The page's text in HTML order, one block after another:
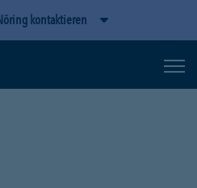
kontaktieren